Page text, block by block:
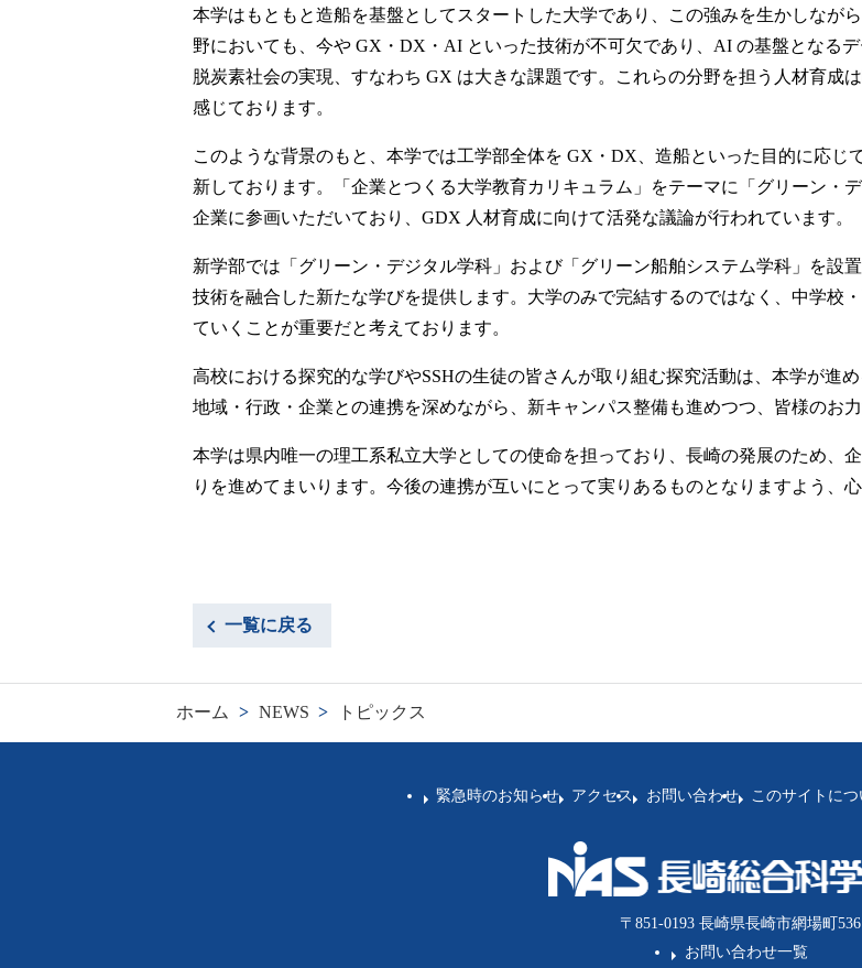
本学はもともと造船を基盤としてスタートした大学であり、この強みを生かしなが
野においても、今や GX・DX・AI といった技術が不可欠であり、AI の基盤となる
脱炭素社会の実現、すなわち GX は大きな課題です。これらの分野を担う人材育成
感じております。
このような背景のもと、本学では工学部全体を GX・DX、造船といった目的に応じ
新しております。「企業とつくる大学教育カリキュラム」をテーマに「グリーン・
企業に参画いただいており、GDX 人材育成に向けて活発な議論が行われています。
新学部では「グリーン・デジタル学科」および「グリーン船舶システム学科」を設
技術を融合した新たな学びを提供します。大学のみで完結するのではなく、中学校
ていくことが重要だと考えております。
高校における探究的な学びやSSHの生徒の皆さんが取り組む探究活動は、本学が進
地域・行政・企業との連携を深めながら、新キャンパス整備も進めつつ、皆様のお
本学は県内唯一の理工系私立大学としての使命を担っており、長崎の発展のため、
りを進めてまいります。今後の連携が互いにとって実りあるものとなりますよう、
一覧に戻る
ホーム > NEWS > トピックス
緊急時のお知らせ アクセス お問い合わせ このサイトにつ
〒851-0193 長崎県長崎市網場町536
お問い合わせ一覧